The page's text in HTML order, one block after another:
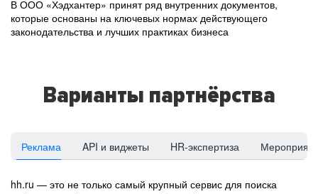
В ООО «Хэдхантер» принят ряд внутренних документов,
которые основаны на ключевых нормах действующего
законодательства и лучших практиках бизнеса
Варианты партнёрства
Реклама API и виджеты HR-экспертиза
hh.ru — это не только самый крупный сервис для поиска